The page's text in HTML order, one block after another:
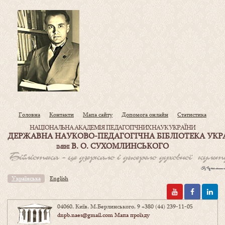
Головна Контакти Мапа сайту Допомога онлайн Статистика
НАЦІОНАЛЬНА АКАДЕМІЯ ПЕДАГОГІЧНИХ НАУК УКРАЇНИ
ДЕРЖАВНА НАУКОВО-ПЕДАГОГІЧНА БІБЛІОТЕКА
ІМЕНІВ. О. СУХОМЛИНСЬКОГО
Українська English
04060, Київ, М.Берлинського, 9+380 (44) 239-11-05
dnpb.naes@gmail.comМапа проїзду